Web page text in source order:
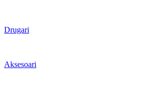
Drugari
Aksesoari